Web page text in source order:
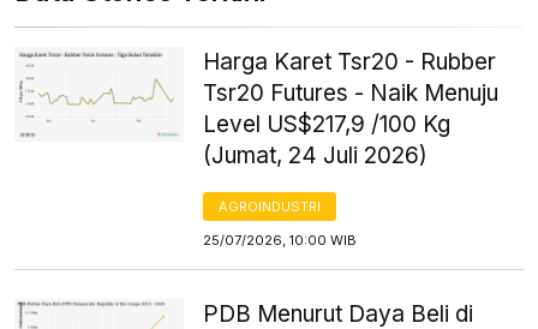
Harga Karet Tsr20 - Rubber
Tsr20 Futures - Naik Menuju
Level US$217,9 /100 Kg
(Jumat, 24 Juli 2026)
AGROINDUSTRI
25/07/2026, 10:00 WIB
PDB Menurut Daya Beli di